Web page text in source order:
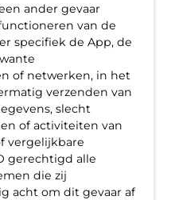
ander gevaar
van de
specifiek de App, de
of netwerken, in het
verzenden van
slecht
of activiteiten van
vergelijkbare
gerechtigd alle
die zij
acht om dit gevaar af